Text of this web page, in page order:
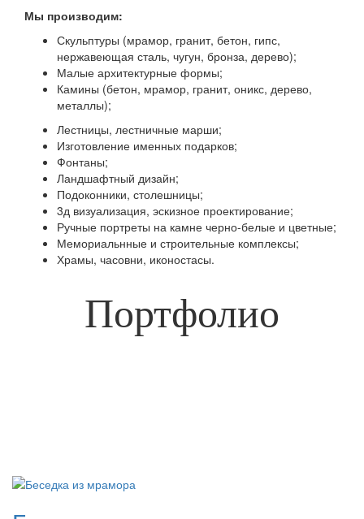
Мы производим:
Скульптуры (мрамор, гранит, бетон, гипс,
нержавеющая сталь, чугун, бронза, дерево);
Малые архитектурные формы;
Камины (бетон, мрамор, гранит, оникс, дерево,
металлы);
Лестницы, лестничные марши;
Изготовление именных подарков;
Фонтаны;
Ландшафтный дизайн;
Подоконники, столешницы;
3д визуализация, эскизное проектирование;
Ручные портреты на камне черно-белые и цветные;
Мемориальнные и строительные комплексы;
Храмы, часовни, иконостасы.
Портфолио